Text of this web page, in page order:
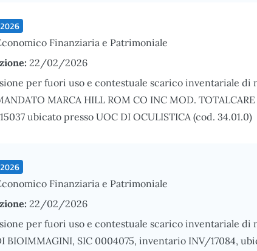
Finanziaria e Patrimoniale
22/02/2026
per fuori uso e contestuale scarico inventariale di
MARCA HILL ROM CO INC MOD.
ubicato presso UOC DI OCULISTICA (cod. 34.01.0)
Finanziaria e Patrimoniale
22/02/2026
per fuori uso e contestuale scarico inventariale di
BIOIMMAGINI, SIC 0004075, inventario INV/17084,